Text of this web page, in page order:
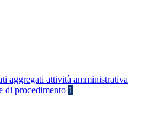
aggregati attività amministrativa
di procedimento 1